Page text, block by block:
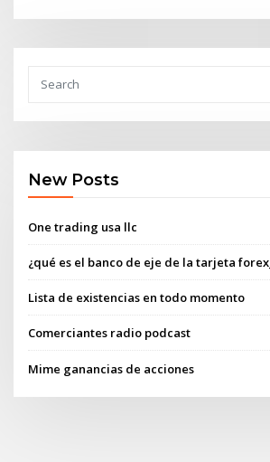
New Posts
One trading usa llc
¿qué es el banco de eje de la tarjeta forex_
Lista de existencias en todo momento
Comerciantes radio podcast
Mime ganancias de acciones